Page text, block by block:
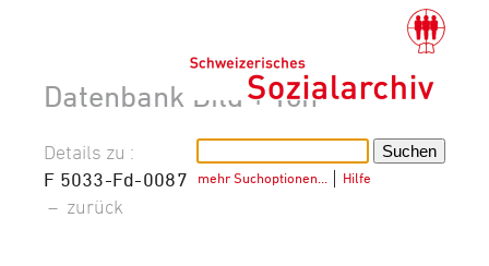
Datenbank Bild + Ton
mehr Suchoptionen… Hilfe
Details zu :
F 5033-Fd-0087
– zurück